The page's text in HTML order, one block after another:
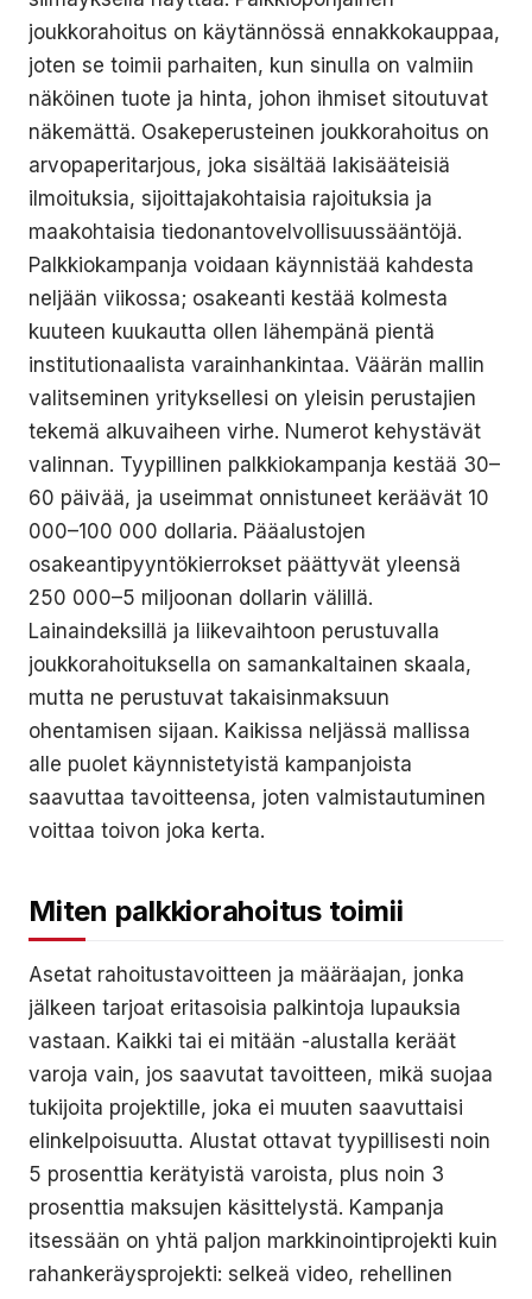
joukkorahoitus on käytännössä ennakkokauppaa,
joten se toimii parhaiten, kun sinulla on valmiin
näköinen tuote ja hinta, johon ihmiset sitoutuvat
näkemättä. Osakeperusteinen joukkorahoitus on
arvopaperitarjous, joka sisältää lakisääteisiä
ilmoituksia, sijoittajakohtaisia rajoituksia ja
maakohtaisia tiedonantovelvollisuussääntöjä.
Palkkiokampanja voidaan käynnistää kahdesta
neljään viikossa; osakeanti kestää kolmesta
kuuteen kuukautta ollen lähempänä pientä
institutionaalista varainhankintaa. Väärän mallin
valitseminen yrityksellesi on yleisin perustajien
tekemä alkuvaiheen virhe. Numerot kehystävät
valinnan. Tyypillinen palkkiokampanja kestää 30–
60 päivää, ja useimmat onnistuneet keräävät 10
000–100 000 dollaria. Pääalustojen
osakeantipyyntökierrokset päättyvät yleensä
250 000–5 miljoonan dollarin välillä.
Lainaindeksillä ja liikevaihtoon perustuvalla
joukkorahoituksella on samankaltainen skaala,
mutta ne perustuvat takaisinmaksuun
ohentamisen sijaan. Kaikissa neljässä mallissa
alle puolet käynnistetyistä kampanjoista
saavuttaa tavoitteensa, joten valmistautuminen
voittaa toivon joka kerta.
Miten palkkiorahoitus toimii
Asetat rahoitustavoitteen ja määräajan, jonka
jälkeen tarjoat eritasoisia palkintoja lupauksia
vastaan. Kaikki tai ei mitään -alustalla keräät
varoja vain, jos saavutat tavoitteen, mikä suojaa
tukijoita projektille, joka ei muuten saavuttaisi
elinkelpoisuutta. Alustat ottavat tyypillisesti noin
5 prosenttia kerätyistä varoista, plus noin 3
prosenttia maksujen käsittelystä. Kampanja
itsessään on yhtä paljon markkinointiprojekti kuin
rahankeräysprojekti: selkeä video, rehellinen